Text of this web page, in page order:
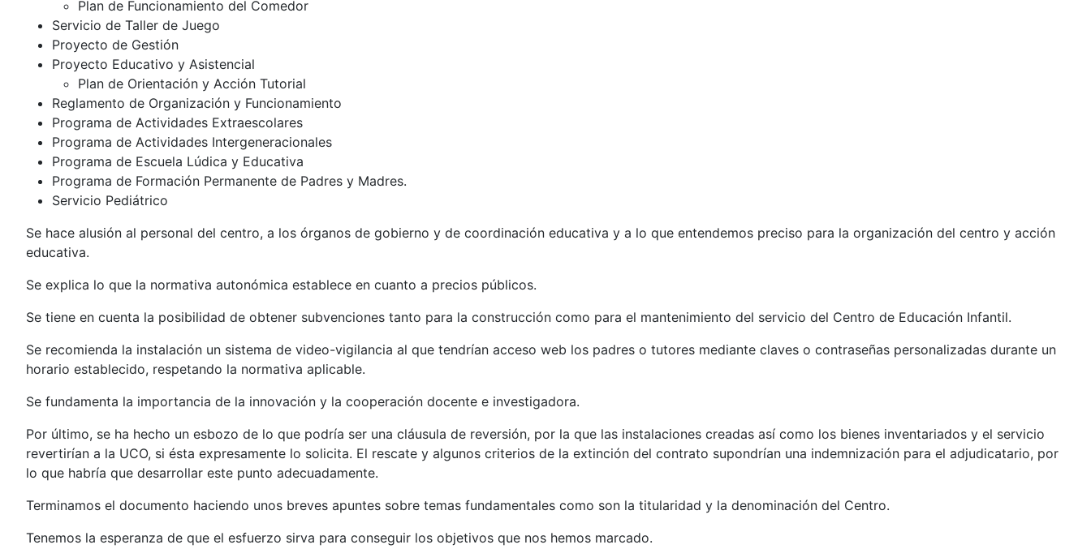
Plan de Funcionamiento del Comedor
Servicio de Taller de Juego
Proyecto de Gestión
Proyecto Educativo y Asistencial
Plan de Orientación y Acción Tutorial
Reglamento de Organización y Funcionamiento
Programa de Actividades Extraescolares
Programa de Actividades Intergeneracionales
Programa de Escuela Lúdica y Educativa
Programa de Formación Permanente de Padres y Madres.
Servicio Pediátrico
Se hace alusión al personal del centro, a los órganos de gobierno y de coordinación educativa y a lo que entendemos preciso para la organización del centro y acción
educativa.
Se explica lo que la normativa autonómica establece en cuanto a precios públicos.
Se tiene en cuenta la posibilidad de obtener subvenciones tanto para la construcción como para el mantenimiento del servicio del Centro de Educación Infantil.
Se recomienda la instalación un sistema de video-vigilancia al que tendrían acceso web los padres o tutores mediante claves o contraseñas personalizadas durante un
horario establecido, respetando la normativa aplicable.
Se fundamenta la importancia de la innovación y la cooperación docente e investigadora.
Por último, se ha hecho un esbozo de lo que podría ser una cláusula de reversión, por la que las instalaciones creadas así como los bienes inventariados y el servicio
revertirían a la UCO, si ésta expresamente lo solicita. El rescate y algunos criterios de la extinción del contrato supondrían una indemnización para el adjudicatario, por
lo que habría que desarrollar este punto adecuadamente.
Terminamos el documento haciendo unos breves apuntes sobre temas fundamentales como son la titularidad y la denominación del Centro.
Tenemos la esperanza de que el esfuerzo sirva para conseguir los objetivos que nos hemos marcado.